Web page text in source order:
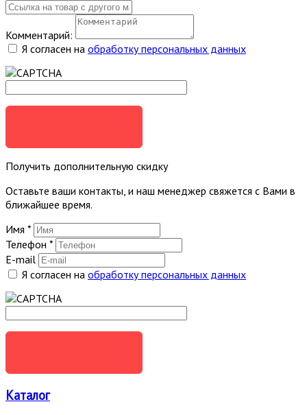
Комментарий:
Я согласен на обработку персональных данных
Получить дополнительную скидку
Оставьте ваши контакты, и наш менеджер свяжется с Вами в
ближайшее время.
Имя *
Телефон *
E-mail
Я согласен на обработку персональных данных
Каталог